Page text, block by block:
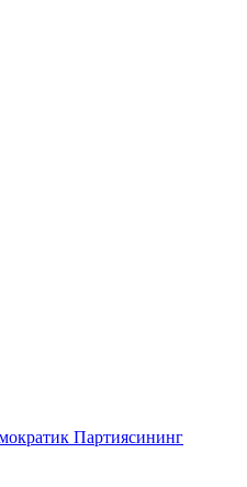
Партиясининг